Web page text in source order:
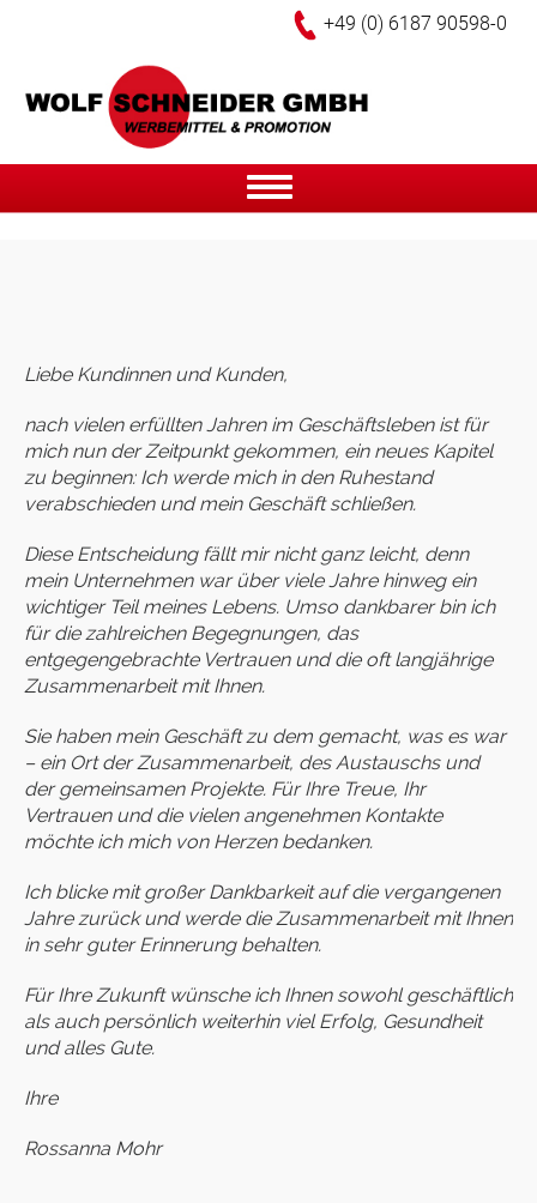
+49 (0) 6187 90598-0
Navigation
Liebe Kundinnen und Kunden,
nach vielen erfüllten Jahren im Geschäftsleben ist für
mich nun der Zeitpunkt gekommen, ein neues Kapitel
zu beginnen: Ich werde mich in den Ruhestand
verabschieden und mein Geschäft schließen.
Diese Entscheidung fällt mir nicht ganz leicht, denn
mein Unternehmen war über viele Jahre hinweg ein
wichtiger Teil meines Lebens. Umso dankbarer bin ich
für die zahlreichen Begegnungen, das
entgegengebrachte Vertrauen und die oft langjährige
Zusammenarbeit mit Ihnen.
Sie haben mein Geschäft zu dem gemacht, was es war
– ein Ort der Zusammenarbeit, des Austauschs und
der gemeinsamen Projekte. Für Ihre Treue, Ihr
Vertrauen und die vielen angenehmen Kontakte
möchte ich mich von Herzen bedanken.
Ich blicke mit großer Dankbarkeit auf die vergangenen
Jahre zurück und werde die Zusammenarbeit mit Ihnen
in sehr guter Erinnerung behalten.
Für Ihre Zukunft wünsche ich Ihnen sowohl geschäftlich
als auch persönlich weiterhin viel Erfolg, Gesundheit
und alles Gute.
Ihre
Rossanna Mohr